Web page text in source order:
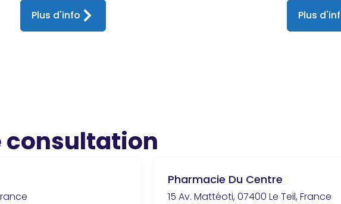
Plus d'info Plus
consultation
Pharmacie Du Centre
15 Av. Mattéoti, 07400 Le Teil, France